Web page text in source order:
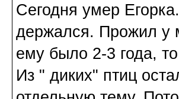
Сегодня умер
держался. Прожил у
ему было 2-3 года,
Из " диких" птиц